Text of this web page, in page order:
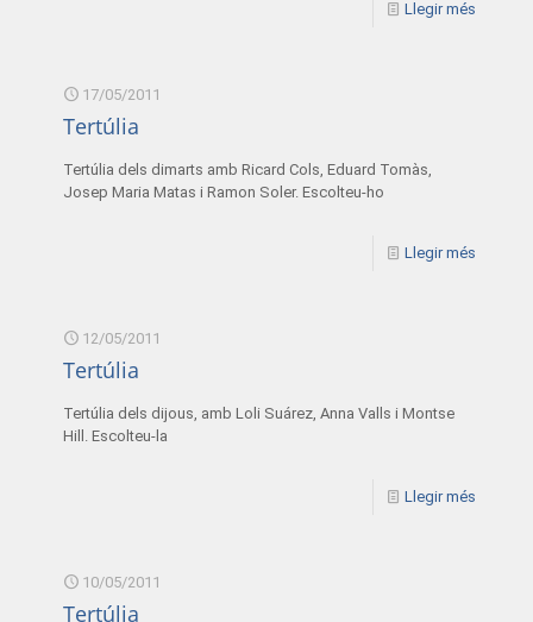
Llegir més
17/05/2011
Tertúlia
Tertúlia dels dimarts amb Ricard Cols, Eduard Tomàs,
Josep Maria Matas i Ramon Soler. Escolteu-ho
Llegir més
12/05/2011
Tertúlia
Tertúlia dels dijous, amb Loli Suárez, Anna Valls i Montse
Hill. Escolteu-la
Llegir més
10/05/2011
Tertúlia